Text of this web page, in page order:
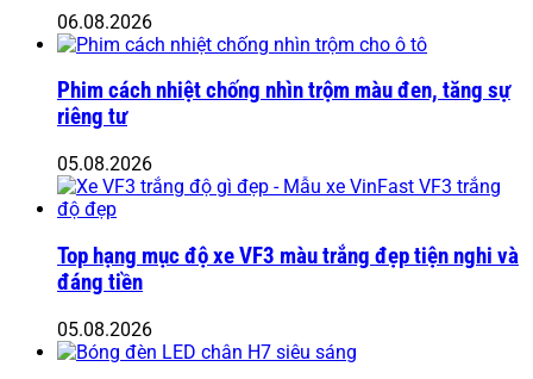
06.08.2026
Phim cách nhiệt chống nhìn trộm màu đen, tăng sự
riêng tư
05.08.2026
Top hạng mục độ xe VF3 màu trắng đẹp tiện nghi và
đáng tiền
05.08.2026